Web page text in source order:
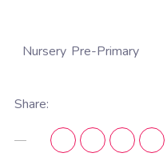
Nursery Pre-Primary
Share: